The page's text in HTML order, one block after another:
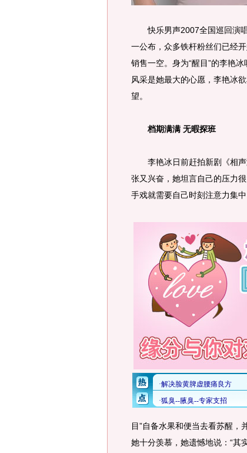
快乐男声2007全国巡回演唱
一公布，众多铁杆粉丝们已经
销售一空。身为“醒目”的李艳
风采是她最大的心愿，李艳冰
望。
档期满满 无暇探班
李艳冰日前赶拍新剧《相声
张又兴奋，她坦言自己的压力
手戏就需要自己时刻注意力集中
目”自备水果和便当去看苏醒，
她十分羡慕，她遗憾地说：“其